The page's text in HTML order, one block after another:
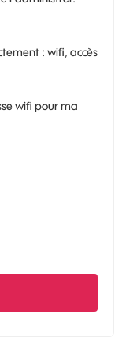
: wifi, accès
wifi pour ma